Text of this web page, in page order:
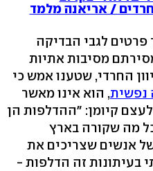
/ אריאנה מלמד
פרטים לגבי הבדיקה
מסיבות אתיות
החרדי, שטענו אמש כי
נפשית, הוא אינו מאשר
קיומן: "ההדלפות הן
מה שקורה בארץ
אנשים שצריכים את
בעיתונות זה הדלפות -